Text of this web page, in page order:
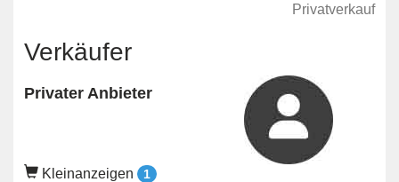
Privatverkauf
Verkäufer
Privater Anbieter
Kleinanzeigen 1